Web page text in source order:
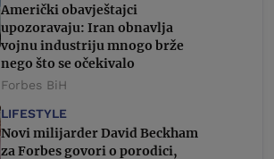
Američki obavještajci
upozoravaju: Iran obnavlja
vojnu industriju mnogo brže
nego što se očekivalo
Forbes BiH
LIFESTYLE
Novi milijarder David Beckham
za Forbes govori o porodici,